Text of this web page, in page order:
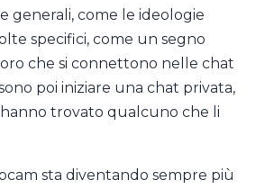
generali, come le ideologie
specifici, come un segno
che si connettono nelle chat
poi iniziare una chat privata,
trovato qualcuno che li
sta diventando sempre più